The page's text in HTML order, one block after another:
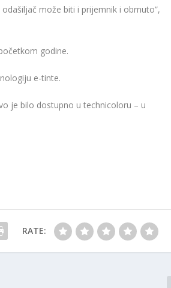
može biti i prijemnik i obrnuto”,
godine.
e-tinte.
je bilo dostupno u technicoloru – u
RATE: